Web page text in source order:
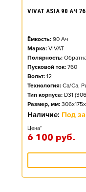
VIVAT ASIA 90 АЧ
Ёмкость: 90 Ач
Марка: VIVAT
Полярность:
Пусковой ток: 760
Вольт: 12
Технология: Ca/Ca,
Тип корпуса: D31
Размер, мм:
Наличие: Под
Цена*
6 100 руб.